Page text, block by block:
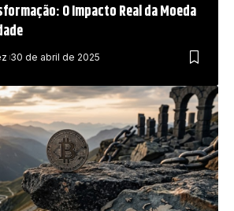
O Impacto Real da Moeda
30 de abril de 2025